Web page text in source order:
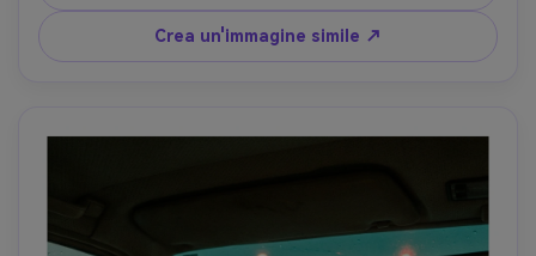
naturali della pelle, scattato su Nikon FM2, obiettivo 50
mm, livello dell'orizzonte, umore estivo spensierato,
texture fotorealistica della scansione del film- -ar 4:5
Crea un'immagine simile ↗